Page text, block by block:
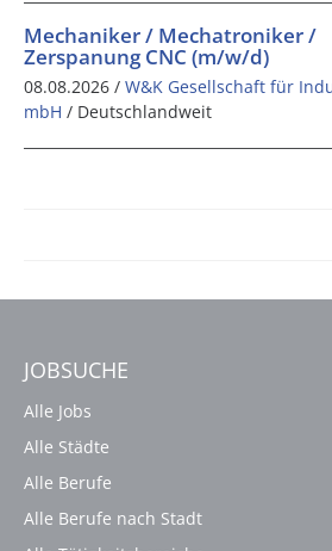
Mechaniker / Mechatroniker /
Zerspanung CNC (m/w/d)
08.08.2026 / W&K Gesellschaft für
mbH / Deutschlandweit
JOBSUCHE
Alle Jobs
Alle Städte
Alle Berufe
Alle Berufe nach Stadt